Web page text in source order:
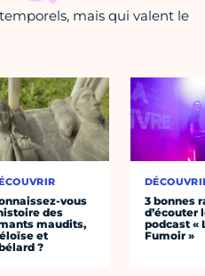
mais qui valent le
vous
des
maudits,
et
?
3 bonnes
d’écouter
podcast «
Fumoir »